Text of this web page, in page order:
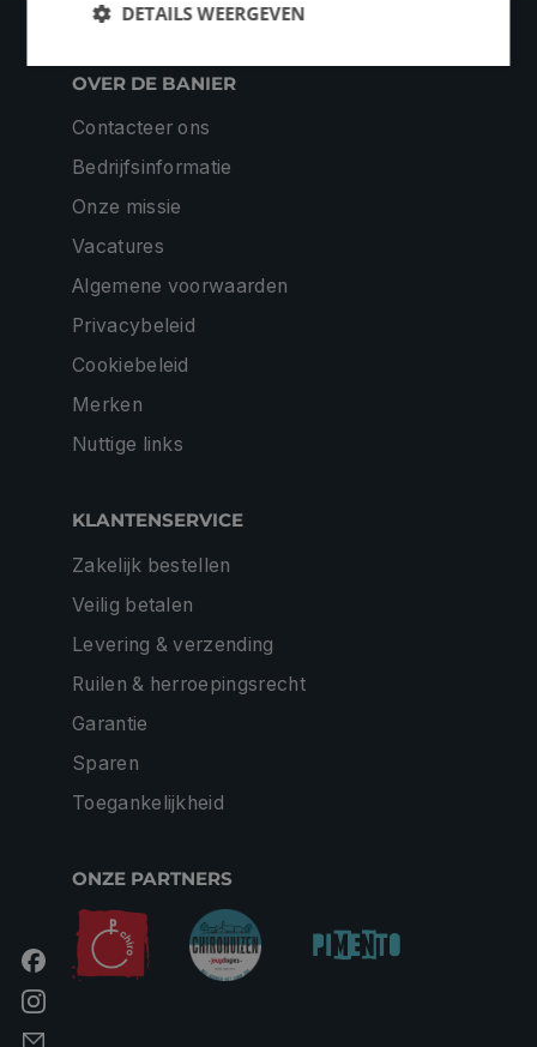
OVER DE BANIER
Contacteer ons
Bedrijfsinformatie
Onze missie
Vacatures
Algemene voorwaarden
Privacybeleid
Cookiebeleid
Merken
Nuttige links
KLANTENSERVICE
Zakelijk bestellen
Veilig betalen
Levering & verzending
Ruilen & herroepingsrecht
Garantie
Sparen
Toegankelijkheid
ONZE PARTNERS
DETAILS WEERGEVEN